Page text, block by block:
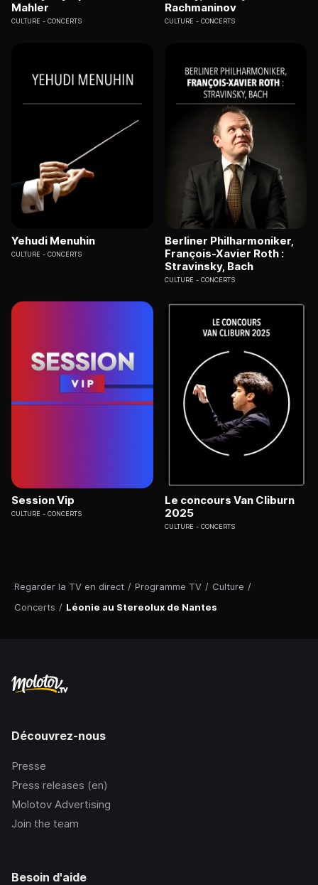
Regarder la TV en direct / Programme TV / Culture /
Concerts / Léonie au Stereolux de Nantes
Mahler
CULTURE CONCERTS
Rachmaninov
CULTURE CONCERTS
Yehudi Menuhin
CULTURE CONCERTS
Berliner Philharmoniker,
François-Xavier Roth :
Stravinsky, Bach
CULTURE CONCERTS
Session Vip
CULTURE CONCERTS
Le concours Van Cliburn
2025
CULTURE CONCERTS
Découvrez-nous
Presse
Press releases (en)
Molotov Advertising
Join the team
Besoin d'aide